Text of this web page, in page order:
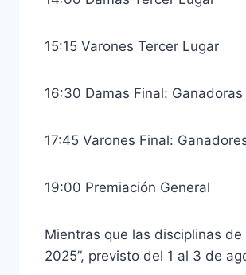
15:15 Varones Tercer Lugar
16:30 Damas Final:
17:45 Varones Final:
19:00 Premiación General
Mientras que las disciplinas
2025”, previsto del 1 al 3 de